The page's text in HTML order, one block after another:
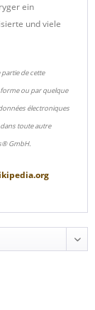
ein
und viele
de cette
ou par quelque
électroniques
toute autre
GmbH.